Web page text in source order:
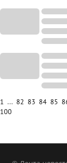
1 ... 82 83 84 85
100